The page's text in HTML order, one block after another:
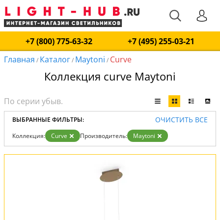
+7 (800) 775-63-32
+7 (495) 255-03-21
Главная / Каталог/ Maytoni / Curve
Коллекция curve Maytoni
ВЫБРАННЫЕ ФИЛЬТРЫ: ОЧИСТИТЬ ВСЕ
Коллекция: Curve Производитель: Maytoni